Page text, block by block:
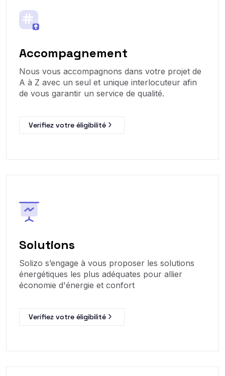
Accompagnement
Nous vous accompagnons dans votre projet de
A à Z avec un seul et unique interlocuteur afin
de vous garantir un service de qualité.
Verifiez votre éligibilité
Solutions
Solizo s’engage à vous proposer les solutions
énergétiques les plus adéquates pour allier
économie d'énergie et confort
Verifiez votre éligibilité